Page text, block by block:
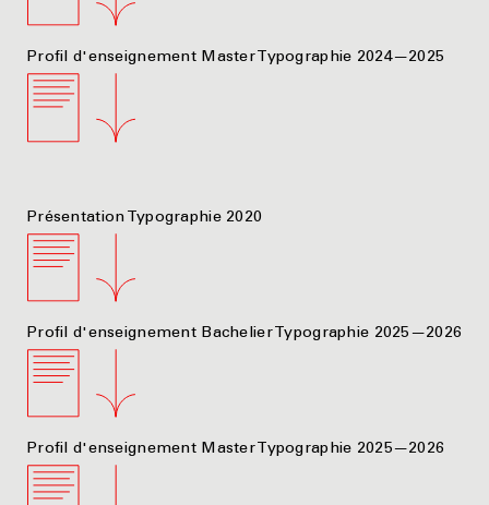
Présentation Typographie 2020
Profil d'enseignement Bachelier Typographie 2025—2026
Profil d'enseignement Master Typographie 2025—2026
Profil d'enseignement Master Typographie 2024—2025